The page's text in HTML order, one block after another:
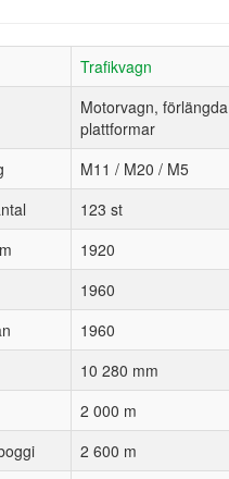
Trafikvagn
Motorvagn, förlängda
plattformar
M11 / M20 / M5
123 st
1920
1960
1960
10 280 mm
2 000 m
2 600 m